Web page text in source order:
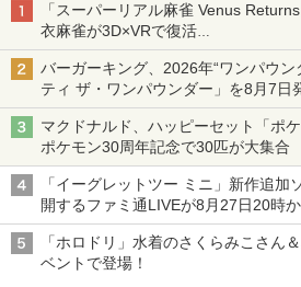
「スーパーリアル麻雀 Venus
衣麻雀が3D×VRで復活
発売から2週間は20%オフになるセー
バーガーキング、2026年“ワンパウ
ティ ザ・ワンパウンダー」を8月7日
「特製ガーリックマヨソース」を使
マクドナルド、ハッピーセット「ポ
ポケモン30周年記念で30匹が大集合
「イーグレットツー ミニ」新作追加
開するファミ通LIVEが8月27日20時
シリーズ累計100タイトルへ
「ホロドリ」水着のさくらみこさん
ベントで登場！